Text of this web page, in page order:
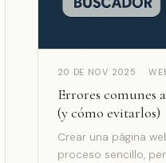
20 DE NOV 2025
Errores comunes
(y cómo evitarlos)
Crear una página
proceso sencillo,